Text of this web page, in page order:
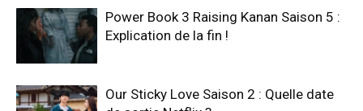
Power Book 3 Raising Kanan Saison 5 :
Explication de la fin !
Our Sticky Love Saison 2 : Quelle date